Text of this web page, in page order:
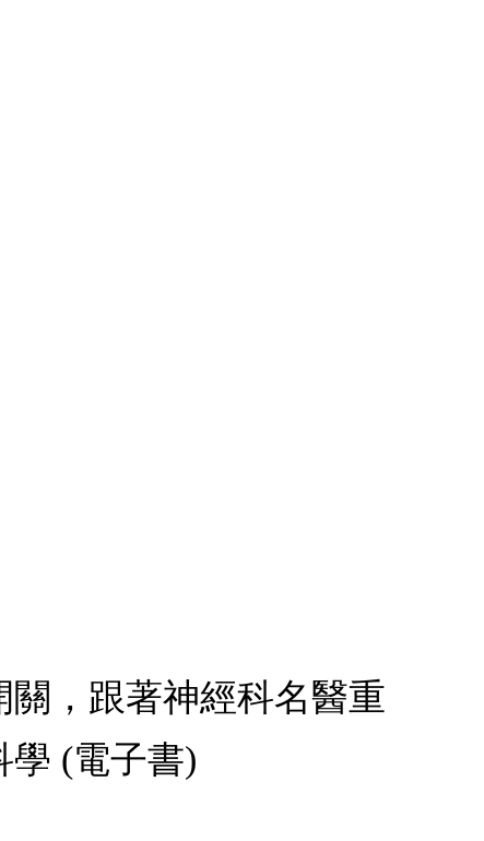
，跟著神經科名醫重
學 (電子書)